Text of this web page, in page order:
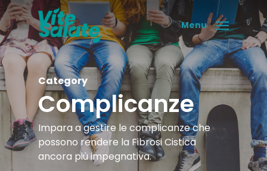
Skip
to
main
content
Menu
Category
Complicanze
Impara a gestire le complicanze che
possono rendere la Fibrosi Cistica
ancora più impegnativa.